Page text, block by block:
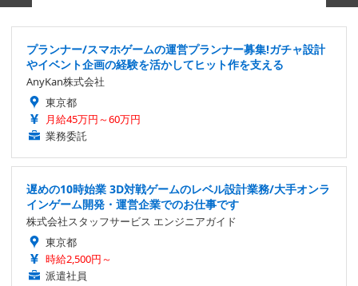
プランナー/スマホゲームの運営プランナー募集!ガチャ設計
やイベント企画の経験を活かしてヒット作を支える
AnyKan株式会社
東京都
月給45万円～60万円
業務委託
遅めの10時始業 3D対戦ゲームのレベル設計業務/大手オンラ
インゲーム開発・運営企業でのお仕事です
株式会社スタッフサービス エンジニアガイド
東京都
時給2,500円～
派遣社員